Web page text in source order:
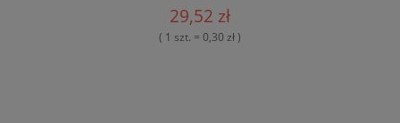
29,52 zł
( 1 szt. = 0,30 zł )